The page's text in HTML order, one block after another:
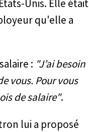
Unis. Elle était
qu'elle a
: "J’ai besoin
vous. Pour vous
de salaire".
lui a proposé